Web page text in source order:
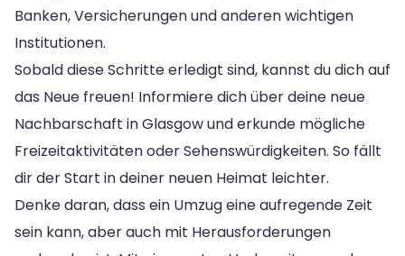
Banken, Versicherungen und anderen wichtigen
Institutionen.
Sobald diese Schritte erledigt sind, kannst du dich auf
das Neue freuen! Informiere dich über deine neue
Nachbarschaft in Glasgow und erkunde mögliche
Freizeitaktivitäten oder Sehenswürdigkeiten. So fällt
dir der Start in deiner neuen Heimat leichter.
Denke daran, dass ein Umzug eine aufregende Zeit
sein kann, aber auch mit Herausforderungen